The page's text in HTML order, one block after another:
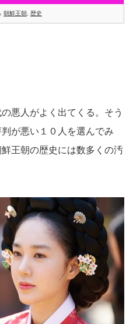
朝鮮王朝 歴史
悪人がよく出てくる。そう
が悪い１０人を選んでみ
王朝の歴史には数多くの汚